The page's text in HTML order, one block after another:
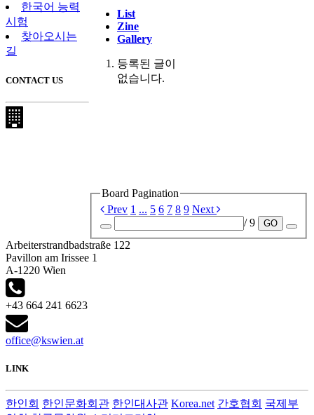
List
Zine
Gallery
등록된 글이
없습니다.
Board Pagination
Prev 1 ... 5 6 7 8 9 Next
/ 9
GO
한국어 능력
시험
찾아오시는
길
CONTACT US
Arbeiterstrandbadstraße 122
Pavillon am Irissee 1
A-1220 Wien
+43 664 241 6623
office@kswien.at
LINK
한인회 한인문화회관 한인대사관 Korea.net 간호협회 국제부